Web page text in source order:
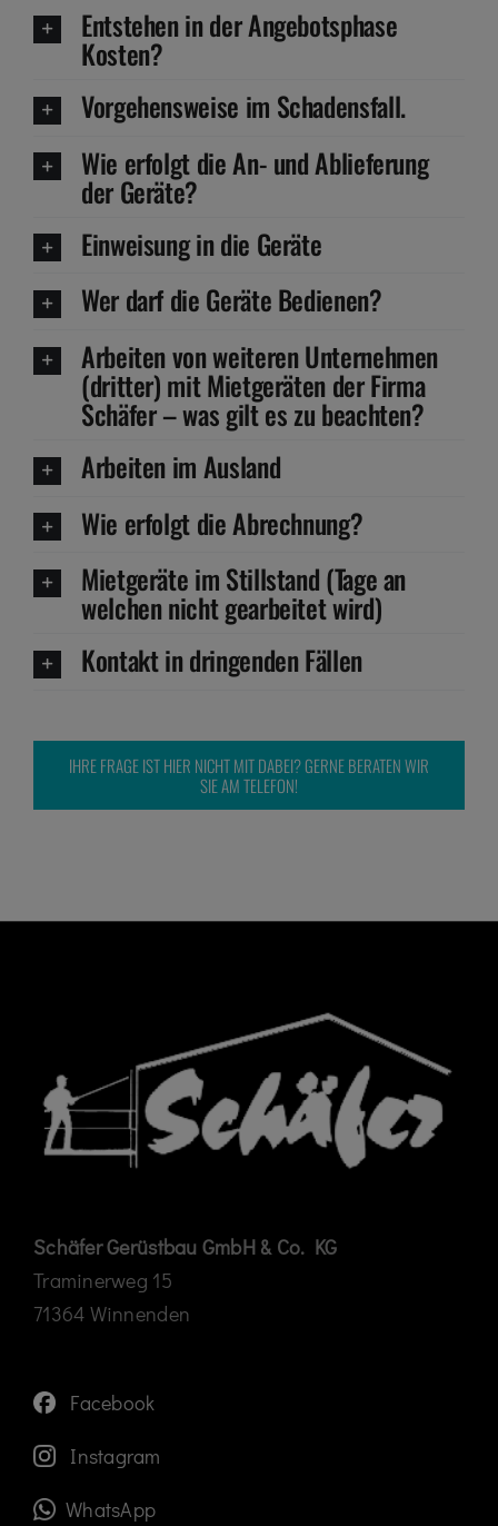
Entstehen in der Angebotsphase
Kosten?
Vorgehensweise im Schadensfall.
Wie erfolgt die An- und Ablieferung
der Geräte?
Einweisung in die Geräte
Wer darf die Geräte Bedienen?
Arbeiten von weiteren Unternehmen
(dritter) mit Mietgeräten der Firma
Schäfer – was gilt es zu beachten?
Arbeiten im Ausland
Wie erfolgt die Abrechnung?
Mietgeräte im Stillstand (Tage an
welchen nicht gearbeitet wird)
Kontakt in dringenden Fällen
IHRE FRAGE IST HIER NICHT MIT DABEI? GERNE BERATEN WIR
SIE AM TELEFON!
Schäfer Gerüstbau GmbH & Co. KG
Traminerweg 15
71364 Winnenden
Facebook
Instagram
WhatsApp